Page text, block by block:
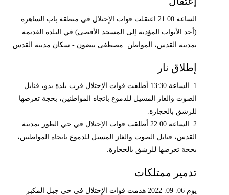
الساعة 21:00 اعتقلت قوات الإحتلال في منطقة باب الساهرة
(أحد الأبواب المؤدية إلى المسجد الأقصى) في البلدة القديمة
بمدينة القدس، المواطن: مصطفى بيضون - سكان مدينة القدس.
إطلاق نار
1. الساعة 13:30 أطلقت قوات الإحتلال قرب بلدة بدو، قنابل
الصوت والغاز المسيل للدموع باتجاه المواطنين، بحجة تعرضها
للرشق بالحجارة.
2. الساعة 22:00 أطلقت قوات الإحتلال في حي الطور بمدينة
القدس، قنابل الصوت والغاز المسيل للدموع باتجاه المواطنين،
بحجة تعرضها للرشق بالحجارة.
تدمير ممتلكات
يوم 06. 09. 2022 هدمت قوات الإحتلال في حي جبل المكبر